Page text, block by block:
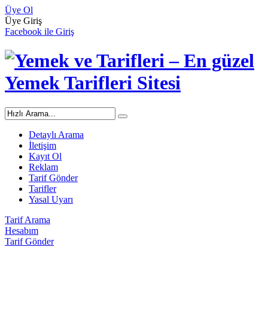
Üye Ol
Üye Giriş
Facebook ile Giriş
Detaylı Arama
İletişim
Kayıt Ol
Reklam
Tarif Gönder
Tarifler
Yasal Uyarı
Tarif Arama
Hesabım
Tarif Gönder